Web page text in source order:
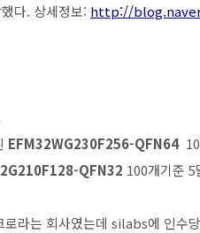
다. 상세정보: http://
EFM32WG230F256-QFN64
QFN32 100개기준 5
로라는 회사였는데 silabs에 인수